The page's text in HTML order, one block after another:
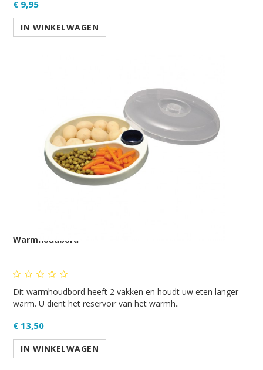
€ 9,95
IN WINKELWAGEN
Warmhoudbord
Dit warmhoudbord heeft 2 vakken en houdt uw eten langer
warm. U dient het reservoir van het warmh..
€ 13,50
IN WINKELWAGEN